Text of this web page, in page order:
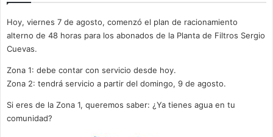
Hoy, viernes 7 de agosto, comenzó el plan de racionamiento
alterno de 48 horas para los abonados de la Planta de Filtros Sergio
Cuevas.
Zona 1: debe contar con servicio desde hoy.
Zona 2: tendrá servicio a partir del domingo, 9 de agosto.
Si eres de la Zona 1, queremos saber: ¿Ya tienes agua en tu
comunidad?